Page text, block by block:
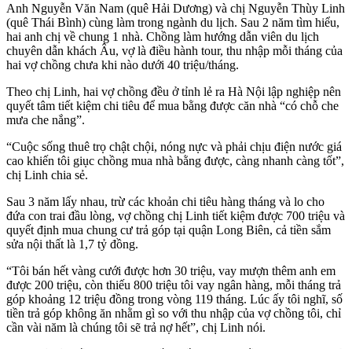
Anh Nguyễn Văn Nam (quê Hải Dương) và chị Nguyễn Thùy Linh
(quê Thái Bình) cùng làm trong ngành du lịch. Sau 2 năm tìm hiểu,
hai anh chị về chung 1 nhà. Chồng làm hướng dẫn viên du lịch
chuyên dẫn khách Âu, vợ là điều hành tour, thu nhập mỗi tháng của
hai vợ chồng chưa khi nào dưới 40 triệu/tháng.
Theo chị Linh, hai vợ chồng đều ở tỉnh lẻ ra Hà Nội lập nghiệp nên
quyết tâm tiết kiệm chi tiêu để mua bằng được căn nhà “có chỗ che
mưa che nắng”.
“Cuộc sống thuê trọ chật chội, nóng nực và phải chịu điện nước giá
cao khiến tôi giục chồng mua nhà bằng được, càng nhanh càng tốt”,
chị Linh chia sẻ.
Sau 3 năm lấy nhau, trừ các khoản chi tiêu hàng tháng và lo cho
đứa con trai đầu lòng, vợ chồng chị Linh tiết kiệm được 700 triệu và
quyết định mua chung cư trả góp tại quận Long Biên, cả tiền sắm
sửa nội thất là 1,7 tỷ đồng.
“Tôi bán hết vàng cưới được hơn 30 triệu, vay mượn thêm anh em
được 200 triệu, còn thiếu 800 triệu tôi vay ngân hàng, mỗi tháng trả
góp khoảng 12 triệu đồng trong vòng 119 tháng. Lúc ấy tôi nghĩ, số
tiền trả góp không ăn nhằm gì so với thu nhập của vợ chồng tôi, chỉ
cần vài năm là chúng tôi sẽ trả nợ hết”, chị Linh nói.